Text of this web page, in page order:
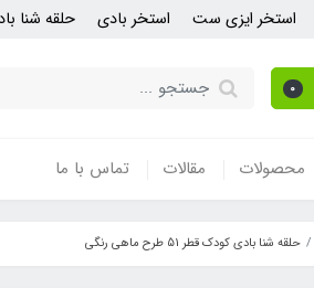
استخر ایزی ست استخر بادی حلقه شنا
0
محصولات مقالات تماس با ما
حلقه شنا بادی کودک قطر 51 طرح ماهی رنگی